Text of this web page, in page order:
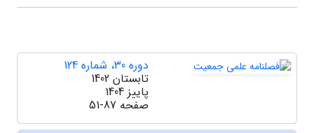
دوره 30، شماره 124
تابستان 1402
پاییز 1404
صفحه 51-87